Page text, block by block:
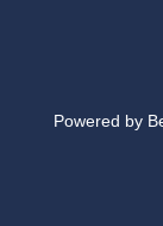
Powered by